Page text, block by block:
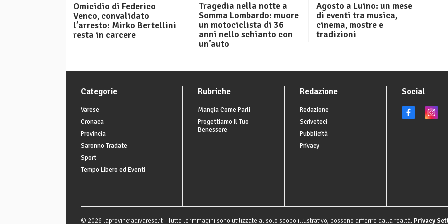
Omicidio di Federico
Venco, convalidato
l’arresto: Mirko Bertellini
resta in carcere
Tragedia nella notte a
Somma Lombardo: muore
un motociclista di 36
anni nello schianto con
un’auto
Agosto a Luino: un mese
di eventi tra musica,
cinema, mostre e
tradizioni
Categorie
Varese
Cronaca
Provincia
Saronno Tradate
Sport
Tempo Libero ed Eventi
Rubriche
Mangia Come Parli
Progettiamo Il Tuo
Benessere
Redazione
Redazione
Scriveteci
Pubblicità
Privacy
Social
© 2026 laprovinciadivarese.it - Tutte le immagini sono utilizzate al solo scopo illustrativo, possono differire dalla realtà. Privacy